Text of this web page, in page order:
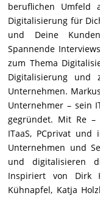
beruflichen Umfeld
Digitalisierung für
und Deine
Spannende
zum Thema
Digitalisierung und
Unternehmen.
Unternehmer – sein
gegründet. Mit Re –
ITaaS, PCprivat
Unternehmen und
und digitalisieren
Inspiriert von Dirk
Kühnapfel, Katja